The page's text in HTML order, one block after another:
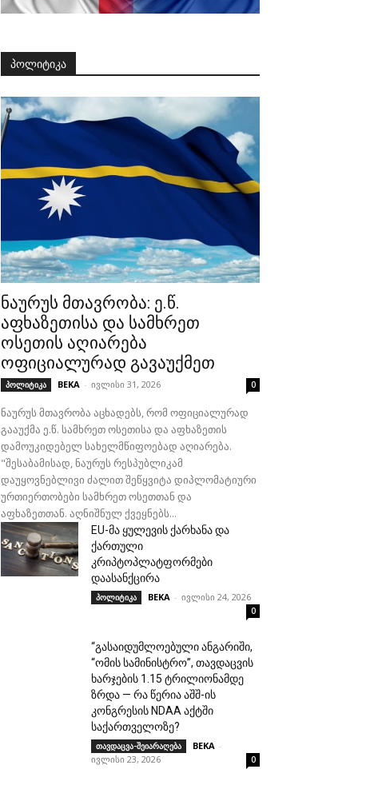
პოლიტიკა
ნაურუს მთავრობა: ე.წ.
აფხაზეთისა და სამხრეთ
ოსეთის აღიარება
ოფიციალურად გავაუქმეთ
პოლიტიკა BEKA - ივლისი 31, 2026 0
ნაურუს მთავრობა აცხადებს, რომ ოფიციალურად
გააუქმა ე.წ. სამხრეთ ოსეთისა და აფხაზეთის
დამოუკიდებელ სახელმწიფოებად აღიარება.
"შესაბამისად, ნაურუს რესპუბლიკამ
დაუყოვნებლივი ძალით შეწყვიტა დიპლომატიური
ურთიერთობები სამხრეთ ოსეთთან და
აფხაზეთთან. აღნიშნულ ქვეყნებს...
EU-მა ყულევის ქარხანა და
ქართული
კრიპტოპლატფორმები
დაასანქცირა
პოლიტიკა BEKA - ივლისი 24, 2026
0
“გასაიდუმლოებული ანგარიში,
“ომის სამინისტრო”, თავდაცვის
ხარჯების 1.15 ტრილიონამდე
ზრდა — რა წერია აშშ-ის
კონგრესის NDAA აქტში
საქართველოზე?
თავდაცვა-შეიარაღება BEKA -
ივლისი 23, 2026
0